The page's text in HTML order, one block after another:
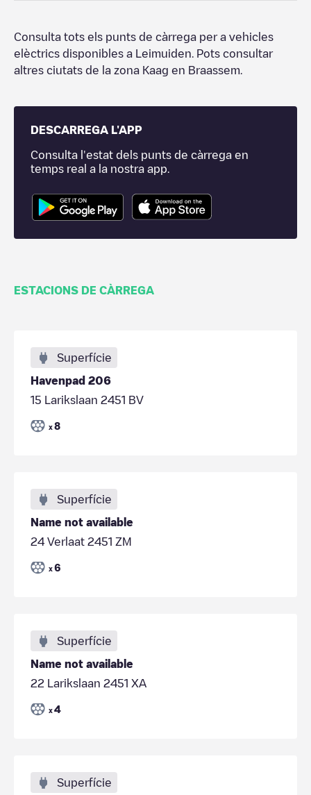
Consulta tots els punts de càrrega per a vehicles
elèctrics disponibles a
Leimuiden . Pots consultar
altres ciutats de la zona Kaag en Braassem
DESCARREGA L'APP
Consulta l'estat dels punts de càrrega en
temps real a la nostra app.
ESTACIONS DE CÀRREGA
Superfície
Havenpad 206
15 Larikslaan 2451 BV
x 8
Superfície
Name not available
24 Verlaat 2451 ZM
x 6
Superfície
Name not available
22 Larikslaan 2451 XA
x 4
Superfície